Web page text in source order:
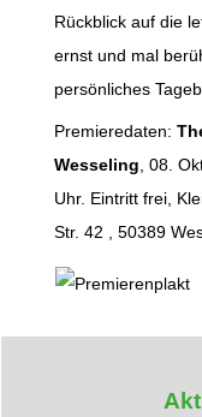
Rückblick auf die
ernst und mal
persönliches
Premieredaten:
Wesseling , 08.
Uhr. Eintritt frei,
Str. 42 , 50389